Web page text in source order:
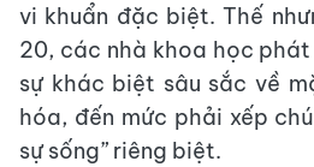
vi khuẩn đặc biệt. Thế
20, các nhà khoa học
sự khác biệt sâu sắc về
hóa, đến mức phải xếp
sự sống” riêng biệt.